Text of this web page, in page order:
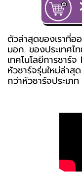
ตัวล่าสุดของเราที่
มอก. ของประเทศ
เทคโนโลยีการชาร์
หัวชาร์จรุ่นใหม่ล่าสุ
กว่าหัวชาร์จประเภ